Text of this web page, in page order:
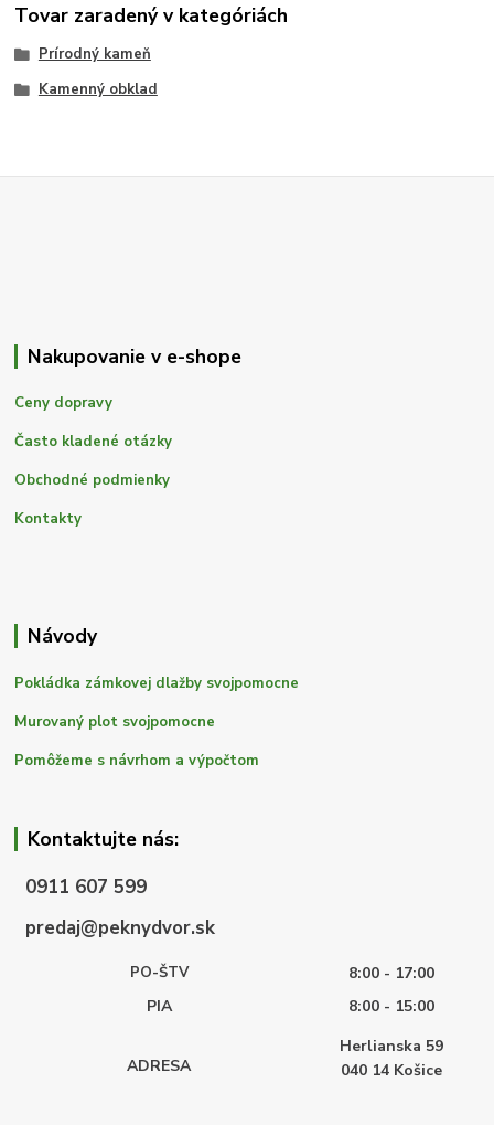
Tovar zaradený v kategóriách
Prírodný kameň
Kamenný obklad
Nakupovanie v e-shope
Ceny dopravy
Často kladené otázky
Obchodné podmienky
Kontakty
Návody
Pokládka zámkovej dlažby svojpomocne
Murovaný plot svojpomocne
Pomôžeme s návrhom a výpočtom
Kontaktujte nás:
0911 607 599
predaj@peknydvor.sk
PO-ŠTV
8:00 - 17:00
PIA
8:00 - 15:00
ADRESA
Herlianska 59
040 14 Košice